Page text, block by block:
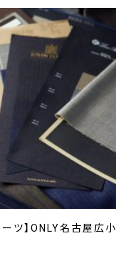
ーツ】ONLY名古屋広小